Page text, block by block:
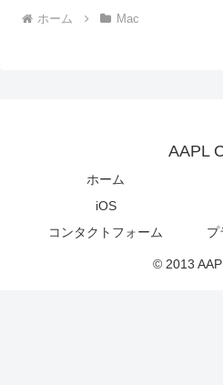
ホーム Mac
AAPL
ホーム
iOS
コンタクトフォーム
プ
© 2013